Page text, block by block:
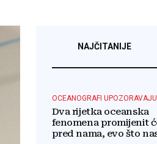
NAJČITANIJE
OCEANOGRAFI UPOZORAVAJU
Dva rijetka oceanska
fenomena promijenit
pred nama, evo što